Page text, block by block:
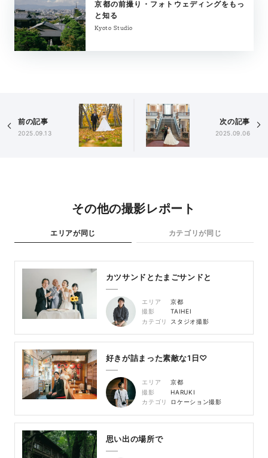
京都の前撮り・フォトウェディングをもっ
と知る
Kyoto Studio
前の記事
2025.09.13
次の記事
2025.09.06
その他の撮影レポート
エリアが同じ カテゴリが同じ
カツサンドとたまごサンドと
エリア
京都
撮影
TAIHEI
カテゴリ
スタジオ撮影
好きが詰まった素敵な1日♡
エリア
京都
撮影
HARUKI
カテゴリ
ロケーション撮影
思い出の場所で